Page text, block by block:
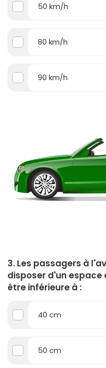
50 km/h
80 km/h
90 km/h
3. Les passagers à
disposer d'un
être inférieure à :
40 cm
50 cm